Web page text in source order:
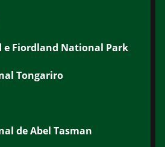
e Fiordland National Park
Tongariro
de Abel Tasman